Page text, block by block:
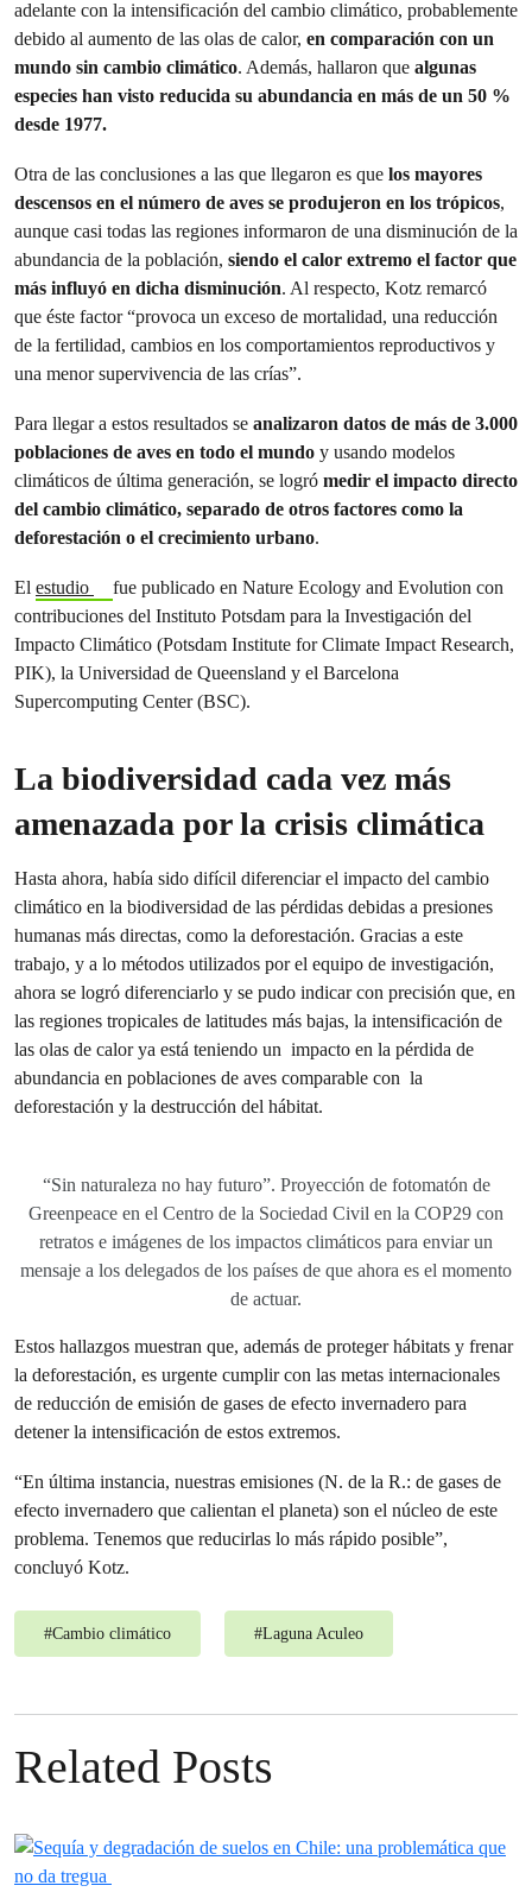
adelante con la intensificación del cambio climático, probablemente
debido al aumento de las olas de calor, en comparación con un
mundo sin cambio climático. Además, hallaron que algunas
especies han visto reducida su abundancia en más de un 50 %
desde 1977.
Otra de las conclusiones a las que llegaron es que los mayores
descensos en el número de aves se produjeron en los trópicos,
aunque casi todas las regiones informaron de una disminución de la
abundancia de la población, siendo el calor extremo el factor que
más influyó en dicha disminución. Al respecto, Kotz remarcó
que éste factor “provoca un exceso de mortalidad, una reducción
de la fertilidad, cambios en los comportamientos reproductivos y
una menor supervivencia de las crías”.
Para llegar a estos resultados se analizaron datos de más de 3.000
poblaciones de aves en todo el mundo y usando modelos
climáticos de última generación, se logró medir el impacto directo
del cambio climático, separado de otros factores como la
deforestación o el crecimiento urbano.
El estudio
fue publicado en Nature Ecology and Evolution con
contribuciones del Instituto Potsdam para la Investigación del
Impacto Climático (Potsdam Institute for Climate Impact Research,
PIK), la Universidad de Queensland y el Barcelona
Supercomputing Center (BSC).
La biodiversidad cada vez más
amenazada por la crisis climática
Hasta ahora, había sido difícil diferenciar el impacto del cambio
climático en la biodiversidad de las pérdidas debidas a presiones
humanas más directas, como la deforestación. Gracias a este
trabajo, y a lo métodos utilizados por el equipo de investigación,
ahora se logró diferenciarlo y se pudo indicar con precisión que, en
las regiones tropicales de latitudes más bajas, la intensificación de
las olas de calor ya está teniendo un impacto en la pérdida de
abundancia en poblaciones de aves comparable con la
deforestación y la destrucción del hábitat.
“Sin naturaleza no hay futuro”. Proyección de fotomatón de
Greenpeace en el Centro de la Sociedad Civil en la COP29 con
retratos e imágenes de los impactos climáticos para enviar un
mensaje a los delegados de los países de que ahora es el momento
de actuar.
Estos hallazgos muestran que, además de proteger hábitats y frenar
la deforestación, es urgente cumplir con las metas internacionales
de reducción de emisión de gases de efecto invernadero para
detener la intensificación de estos extremos.
“En última instancia, nuestras emisiones (N. de la R.: de gases de
efecto invernadero que calientan el planeta) son el núcleo de este
problema. Tenemos que reducirlas lo más rápido posible”,
concluyó Kotz.
#Cambio climático #Laguna Aculeo
Related Posts